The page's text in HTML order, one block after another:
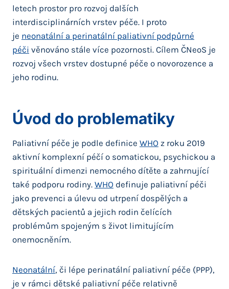
letech prostor pro rozvoj dalších
interdisciplinárních vrstev péče. I proto
je neonatální a perinatální paliativní podpůrné
péči věnováno stále více pozornosti. Cílem ČNeoS je
rozvoj všech vrstev dostupné péče o novorozence a
jeho rodinu.
Úvod do problematiky
Paliativní péče je podle definice WHO z roku 2019
aktivní komplexní péčí o somatickou, psychickou a
spirituální dimenzi nemocného dítěte a zahrnující
také podporu rodiny. WHO definuje paliativní péči
jako prevenci a úlevu od utrpení dospělých a
dětských pacientů a jejich rodin čelících
problémům spojeným s život limitujícím
onemocněním.
Neonatální, či lépe perinatální paliativní péče (PPP),
je v rámci dětské paliativní péče relativně